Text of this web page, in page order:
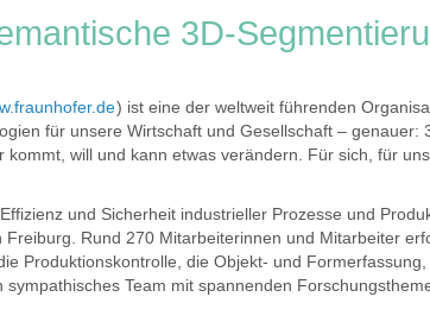
3D-
) ist eine der weltweit führenden
für unsere Wirtschaft und Gesellschaft –
kommt, will und kann etwas verändern. Für sich, für
und Sicherheit industrieller Prozesse und
Freiburg. Rund 270 Mitarbeiterinnen und Mitarbeiter
Produktionskontrolle, die Objekt- und
Team mit spannenden